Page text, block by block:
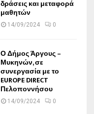
δράσεις και μεταφορά
μαθητών
14/09/2024 0
Ο Δήμος Άργους –
Μυκηνών, σε
συνεργασία με το
EUROPE DIRECT
Πελοποννήσου
14/09/2024 0